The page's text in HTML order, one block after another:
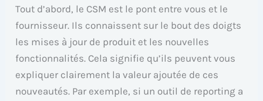
Tout d’abord, le CSM est le pont entre vous et le
fournisseur. Ils connaissent sur le bout des doigts
les mises à jour de produit et les nouvelles
fonctionnalités. Cela signifie qu’ils peuvent vous
expliquer clairement la valeur ajoutée de ces
nouveautés. Par exemple, si un outil de reporting a